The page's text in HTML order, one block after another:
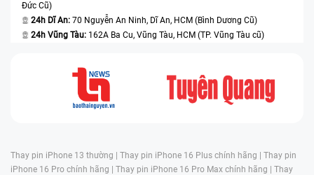
Đức Cũ)
24h Dĩ An: 70 Nguyễn An Ninh, Dĩ An, HCM (Bình Dương Cũ)
24h Vũng Tàu: 162A Ba Cu, Vũng Tàu, HCM (TP. Vũng Tàu cũ)
Thay pin iPhone 13 thường | Thay pin iPhone 16 Plus chính hãng | Thay pin
iPhone 16 Pro chính hãng | Thay pin iPhone 16 Pro Max chính hãng | Thay